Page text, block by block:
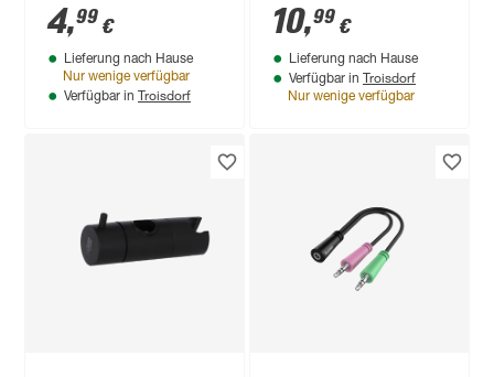
4,99 €
Lieferung nach Hause
Nur wenige verfügbar
Verfügbar in Troisdorf
cm
10,99 €
Lieferung nach Hause
Verfügbar in Troisdorf
Nur wenige verfügbar